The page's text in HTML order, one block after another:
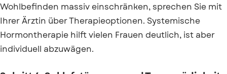
Wohlbefinden massiv einschränken, sprechen Sie mit
Ihrer Ärztin über Therapieoptionen. Systemische
Hormontherapie hilft vielen Frauen deutlich, ist aber
individuell abzuwägen.